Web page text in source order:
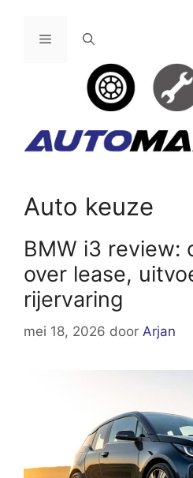
Menu
Auto keuze
BMW i3 review:
over lease,
rijervaring
mei 18, 2026 door Arjan